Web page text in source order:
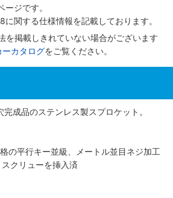
ジです。
関する仕様情報を記載しております。
を掲載しきれていない場合がございます
ーカタログをご覧ください。
成品のステンレス製スプロケット。
の平行キー並級、メートル並目ネジ加工
クリューを挿入済